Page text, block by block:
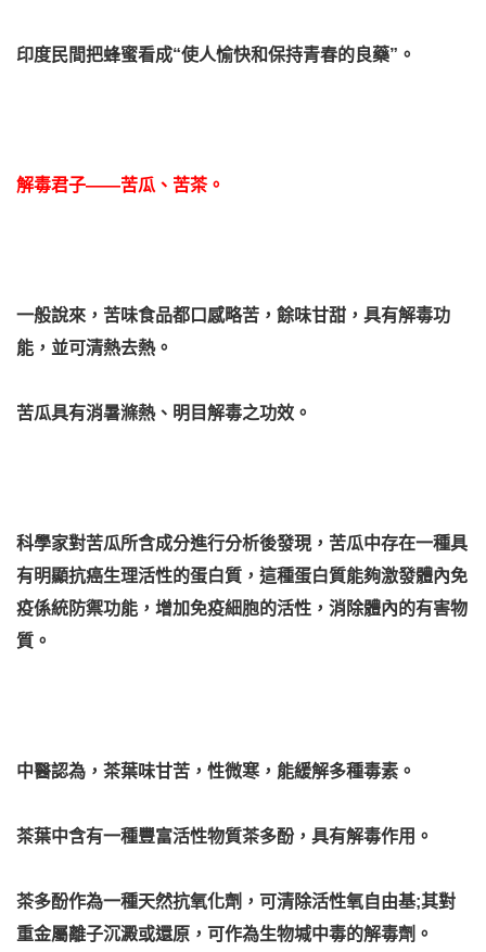
印度民間把蜂蜜看成“使人愉快和保持青春的良藥”。
解毒君子——苦瓜、苦茶。
一般說來，苦味食品都口感略苦，餘味甘甜，具有解毒功
能，並可清熱去熱。
苦瓜具有消暑滌熱、明目解毒之功效。
科學家對苦瓜所含成分進行分析後發現，苦瓜中存在一種具
有明顯抗癌生理活性的蛋白質，這種蛋白質能夠激發體內免
疫係統防禦功能，增加免疫細胞的活性，消除體內的有害物
質。
中醫認為，茶葉味甘苦，性微寒，能緩解多種毒素。
茶葉中含有一種豐富活性物質茶多酚，具有解毒作用。
茶多酚作為一種天然抗氧化劑，可清除活性氧自由基;其對
重金屬離子沉澱或還原，可作為生物堿中毒的解毒劑。